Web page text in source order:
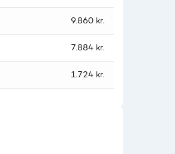
9.860 kr.
7.884 kr.
1.724 kr.